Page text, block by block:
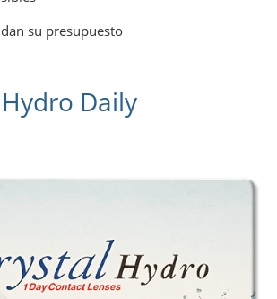
su presupuesto
Daily